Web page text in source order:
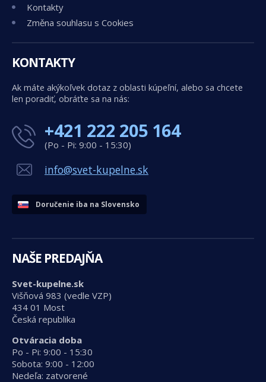
Kontakty
Změna souhlasu s Cookies
KONTAKTY
Ak máte akýkoľvek dotaz z oblasti kúpeľní, alebo sa chcete
len poradiť, obráťte sa na nás:
+421 222 205 164
(Po - Pi: 9:00 - 15:30)
info@svet-kupelne.sk
Doručenie iba na Slovensko
NAŠE PREDAJŇA
Svet-kupelne.sk
Višňová 983 (vedle VZP)
434 01 Most
Česká republika
Otváracia doba
Po - Pi: 9:00 - 15:30
Sobota: 9:00 - 12:00
Nedeľa: zatvorené